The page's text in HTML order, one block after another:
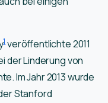
1veröffentlichte 2011
der Linderung von
Im Jahr 2013 wurde
Stanford